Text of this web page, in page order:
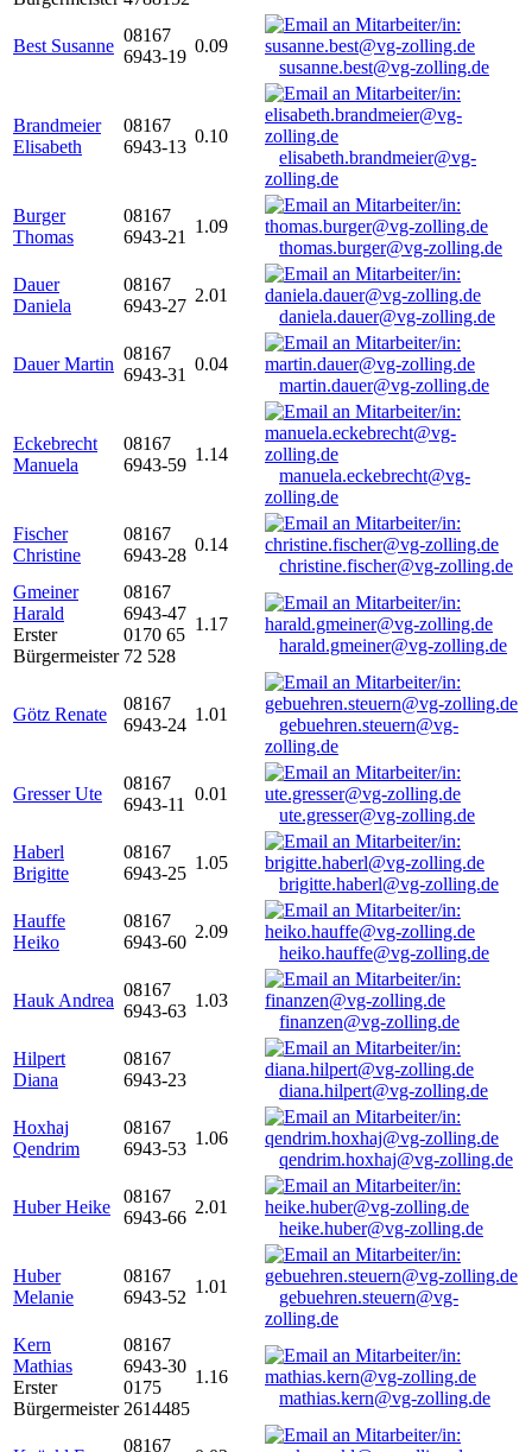
Best Susanne
08167
6943-19
0.09
susanne.best@vg-zolling.de
Brandmeier
Elisabeth
08167
6943-13
0.10
elisabeth.brandmeier@vg-
zolling.de
Burger
Thomas
08167
6943-21
1.09
thomas.burger@vg-zolling.de
Dauer
Daniela
08167
6943-27
2.01
daniela.dauer@vg-zolling.de
Dauer Martin
08167
6943-31
0.04
martin.dauer@vg-zolling.de
Eckebrecht
Manuela
08167
6943-59
1.14
manuela.eckebrecht@vg-
zolling.de
Fischer
Christine
08167
6943-28
0.14
christine.fischer@vg-zolling.de
Gmeiner
Harald
Erster
Bürgermeister
08167
6943-47
0170 65
72 528
1.17
harald.gmeiner@vg-zolling.de
Götz Renate
08167
6943-24
1.01
gebuehren.steuern@vg-
zolling.de
Gresser Ute
08167
6943-11
0.01
ute.gresser@vg-zolling.de
Haberl
Brigitte
08167
6943-25
1.05
brigitte.haberl@vg-zolling.de
Hauffe
Heiko
08167
6943-60
2.09
heiko.hauffe@vg-zolling.de
Hauk Andrea
08167
6943-63
1.03
finanzen@vg-zolling.de
Hilpert
Diana
08167
6943-23
diana.hilpert@vg-zolling.de
Hoxhaj
Qendrim
08167
6943-53
1.06
qendrim.hoxhaj@vg-zolling.de
Huber Heike
08167
6943-66
2.01
heike.huber@vg-zolling.de
Huber
Melanie
08167
6943-52
1.01
gebuehren.steuern@vg-
zolling.de
Kern
Mathias
Erster
Bürgermeister
08167
6943-30
0175
2614485
1.16
mathias.kern@vg-zolling.de
08167